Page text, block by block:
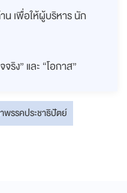
เพื่อให้ผู้บริหาร นัก
ริง” และ “โอกาส”
พรรคประชาธิปัตย์